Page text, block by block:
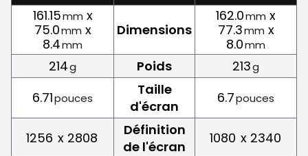
161.15mm x
75.0mm x
8.4mm
Dimensions
162.0mm x
77.3mm x
8.0mm
214g Poids 213g
6.71pouces
Taille
d'écran
6.7pouces
1256 x 2808
Définition
de l'écran
1080 x 2340